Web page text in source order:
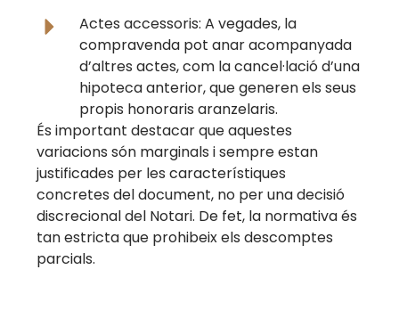
Actes accessoris: A vegades, la
compravenda pot anar acompanyada
d’altres actes, com la cancel·lació d’una
hipoteca anterior, que generen els seus
propis honoraris aranzelaris.
És important destacar que aquestes
variacions són marginals i sempre estan
justificades per les característiques
concretes del document, no per una decisió
discrecional del Notari. De fet, la normativa és
tan estricta que prohibeix els descomptes
parcials.